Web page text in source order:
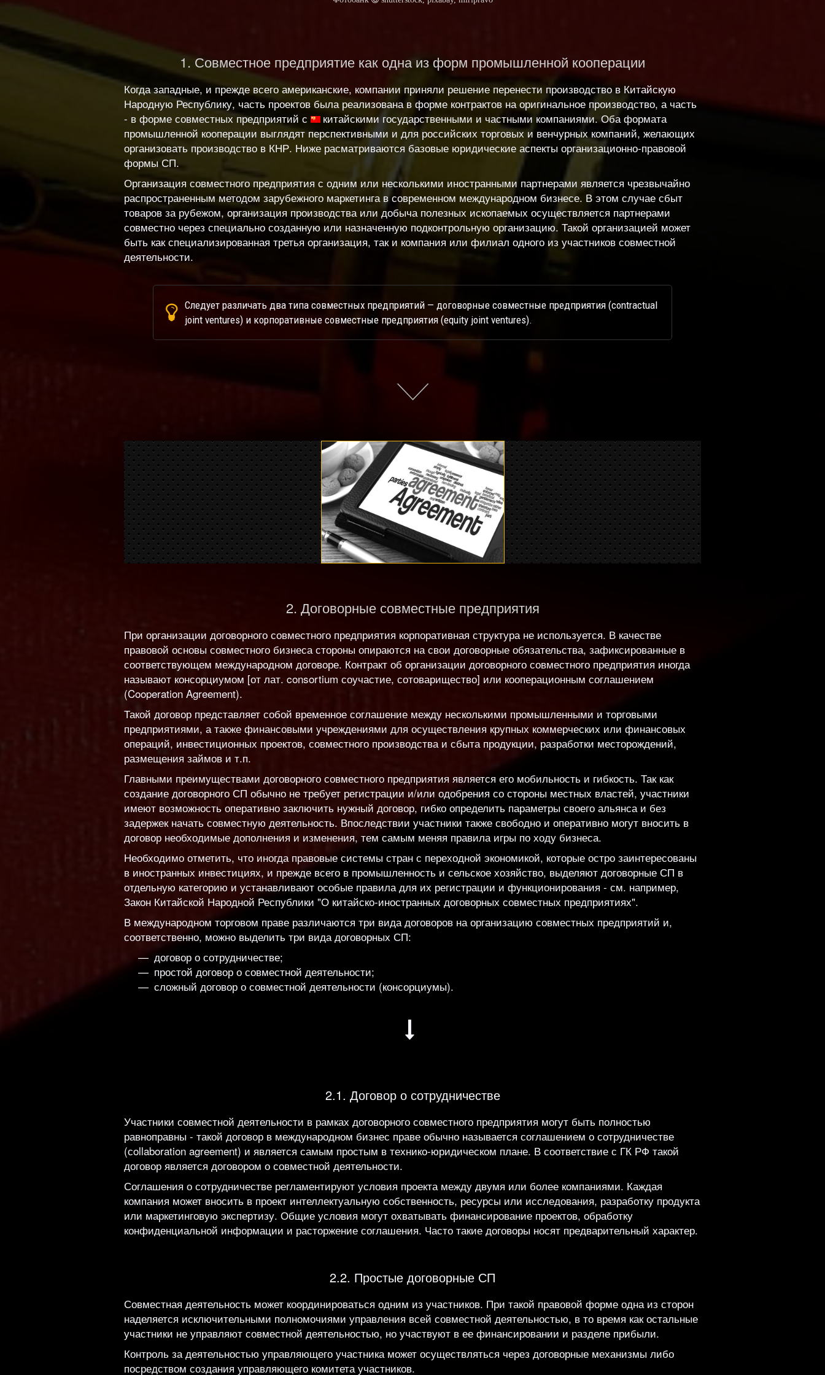
1. Совместное предприятие как одна из форм промышленной кооперации
Когда западные, и прежде всего американские, компании приняли решение перенести производство в Китайскую
Народную Республику, часть проектов была реализована в форме контрактов на оригинальное производство, а часть
- в форме совместных предприятий с
китайскимигосударственными и частными компаниями. Оба формата
промышленной кооперации выглядят перспективными и для российских торговых и венчурных компаний, желающих
организовать производство в КНР. Ниже расматриваются базовые юридические аспекты организационно-правовой
формы СП.
Организация совместного предприятия с одним или несколькими иностранными партнерами является чрезвычайно
распространенным методом зарубежного маркетинга в современном международном бизнесе. В этом случае сбыт
товаров за рубежом, организация производства или добыча полезных ископаемых осуществляется партнерами
совместно через специально созданную или назначенную подконтрольную организацию. Такой организацией может
быть как специализированная третья организация, так и компания или филиал одного из участников совместной
деятельности.
Следует различать два типа совместных предприятий — договорные совместные предприятия (contractual
joint ventures) и корпоративные совместные предприятия (equity joint ventures).
2. Договорные совместные предприятия
При организации договорного совместного предприятия корпоративная структура не используется. В качестве
правовой основы совместного бизнеса стороны опираются на свои договорные обязательства, зафиксированные в
соответствующем международном договоре. Контракт об организации договорного совместного предприятия иногда
называют консорциумом [от лат. consortium соучастие, сотоварищество] или кооперационным соглашением
(Cooperation Agreement).
Такой договор представляет собой временное соглашение между несколькими промышленными и торговыми
предприятиями, а также финансовыми учреждениями для осуществления крупных коммерческих или финансовых
операций, инвестиционных проектов, совместного производства и сбыта продукции, разработки месторождений,
размещения займов и т.п.
Главными преимуществами договорного совместного предприятия является его мобильность и гибкость. Так как
создание договорного СП обычно не требует регистрации и/или одобрения со стороны местных властей, участники
имеют возможность оперативно заключить нужный договор, гибко определить параметры своего альянса и без
задержек начать совместную деятельность. Впоследствии участники также свободно и оперативно могут вносить в
договор необходимые дополнения и изменения, тем самым меняя правила игры по ходу бизнеса.
Необходимо отметить, что иногда правовые системы стран с переходной экономикой, которые остро заинтересованы
в иностранных инвестициях, и прежде всего в промышленность и сельское хозяйство, выделяют договорные СП в
отдельную категорию и устанавливают особые правила для их регистрации и функционирования - см. например,
Закон Китайской Народной Республики "О китайско-иностранных договорных совместных предприятиях".
В международном торговом праве различаются три вида договоров на организацию совместных предприятий и,
соответственно, можно выделить три вида договорных СП:
договор о сотрудничестве;
простой договор о совместной деятельности;
сложный договор о совместной деятельности (консорциумы).
2.1. Договор о сотрудничестве
Участники совместной деятельности в рамках договорного совместного предприятия могут быть полностью
равноправны - такой договор в международном бизнес праве обычно называется соглашением о сотрудничестве
(сollaboration agreement) и является самым простым в технико-юридическом плане. В соответствие с ГК РФ такой
договор является договором о совместной деятельности.
Соглашения о сотрудничестве регламентируют условия проекта между двумя или более компаниями. Каждая
компания может вносить в проект интеллектуальную собственность, ресурсы или исследования, разработку продукта
или маркетинговую экспертизу. Общие условия могут охватывать финансирование проектов, обработку
конфиденциальной информации и расторжение соглашения. Часто такие договоры носят предварительный характер.
2.2. Простые договорные СП
Совместная деятельность может координироваться одним из участников. При такой правовой форме одна из сторон
наделяется исключительными полномочиями управления всей совместной деятельностью, в то время как остальные
участники не управляют совместной деятельностью, но участвуют в ее финансировании и разделе прибыли.
Контроль за деятельностью управляющего участника может осуществляться через договорные механизмы либо
посредством создания управляющего комитета участников.